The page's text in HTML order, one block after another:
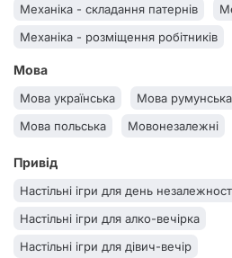
Жанр варгейми
Жанр вікторина
Жанр історія
Механіка - складання патернів
Механіка - розміщення робітників
Механіка - розміщення плиток
Механіка - розбудова планшета
Механіка - пряма взаємодія
Мова
Мова українська Мова румунська
Мова польська
Мовонезалежні
Привід
Настільні ігри для день
Настільні ігри для алко-вечірка
Настільні ігри для дівич-вечір